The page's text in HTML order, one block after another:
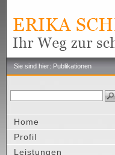
Sie sind hier: Publikationen
Home
Profil
Leistungen